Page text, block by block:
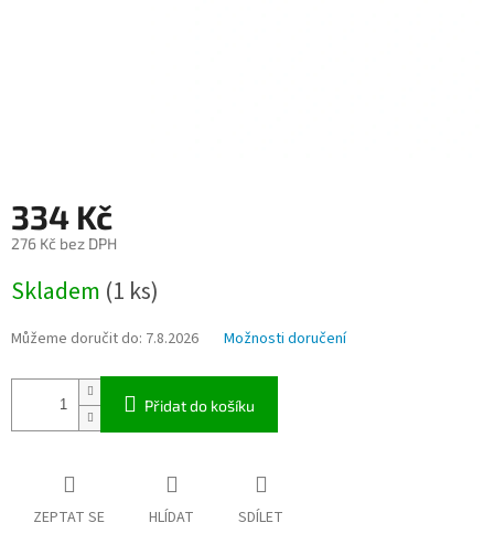
334 Kč
276 Kč bez DPH
cena:
Skladem (1 ks)
Můžeme doručit do: 7.8.2026 Možnosti doručení
Přidat do košíku
ZEPTAT SE HLÍDAT SDÍLET